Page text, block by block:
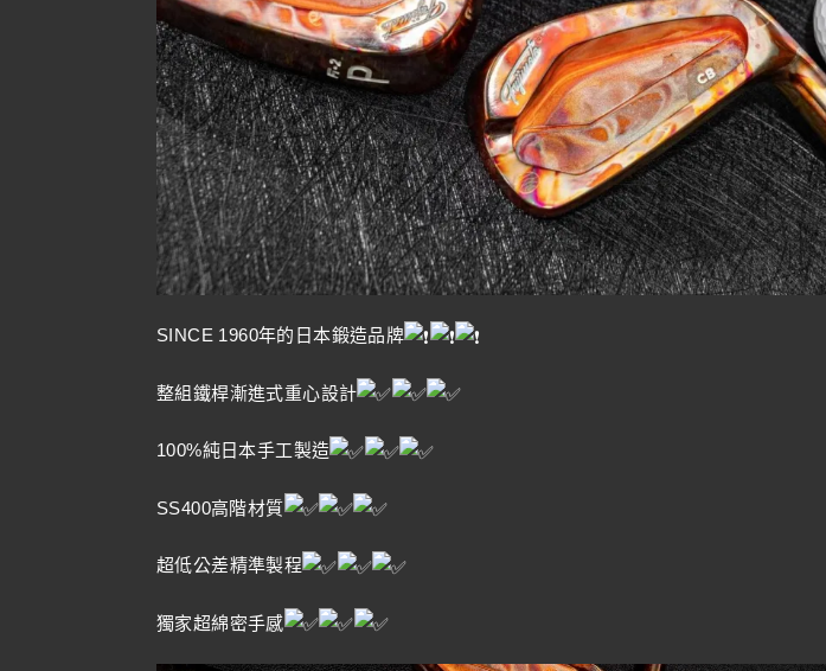
SINCE 1960年的日本鍛造品牌
整組鐵桿漸進式重心設計
100%純日本手工製造
SS400高階材質
超低公差精準製程
獨家超綿密手感